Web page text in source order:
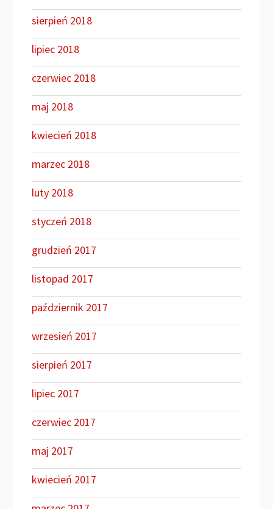
sierpień 2018
lipiec 2018
czerwiec 2018
maj 2018
kwiecień 2018
marzec 2018
luty 2018
styczeń 2018
grudzień 2017
listopad 2017
październik 2017
wrzesień 2017
sierpień 2017
lipiec 2017
czerwiec 2017
maj 2017
kwiecień 2017